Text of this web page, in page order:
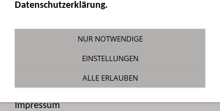
Fumotec»Sonderaktionen
Impressum
Datenschutzerklärung.
NUR NOTWENDIGE
EINSTELLUNGEN
ALLE ERLAUBEN